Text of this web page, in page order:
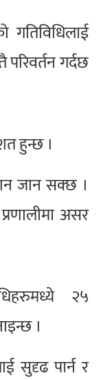
गर्दछ
हुन्छ ।
जान सक्छ ।
असर
२५
।
सुदृढ पार्न र